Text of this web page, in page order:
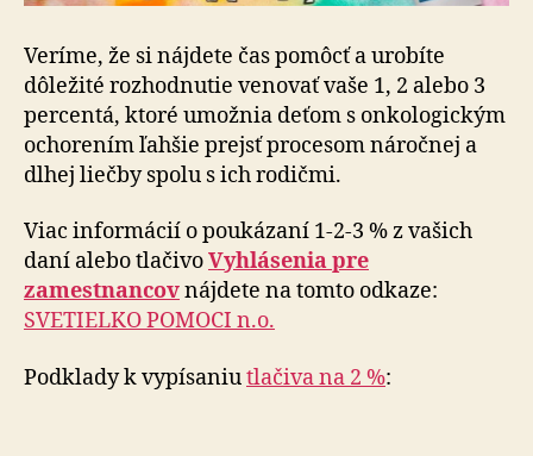
Veríme, že si nájdete čas pomôcť a urobíte
dôležité rozhodnutie venovať vaše 1, 2 alebo 3
percentá, ktoré umožnia deťom s onkologickým
ochorením ľahšie prejsť procesom náročnej a
dlhej liečby spolu s ich rodičmi.
Viac informácií o poukázaní 1-2-3 % z vašich
daní alebo tlačivoVyhlásenia pre
zamestnancovnájdete na tomto odkaze:
SVETIELKO POMOCI n.o.
Podklady k vypísaniutlačiva na 2 %: